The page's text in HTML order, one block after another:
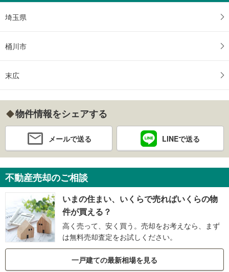
埼玉県
桶川市
末広
物件情報をシェアする
メールで送る LINEで送る
不動産売却のご相談
いまの住まい、いくらで売ればいくらの物
件が買える？
高く売って、安く買う。売却をお考えなら、まず
は無料売却査定をお試しください。
一戸建ての最新相場を見る